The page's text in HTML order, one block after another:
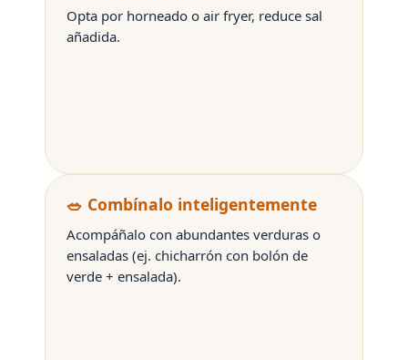
Opta por horneado o air fryer, reduce sal
añadida.
🥗 Combínalo inteligentemente
Acompáñalo con abundantes verduras o
ensaladas (ej. chicharrón con bolón de
verde + ensalada).